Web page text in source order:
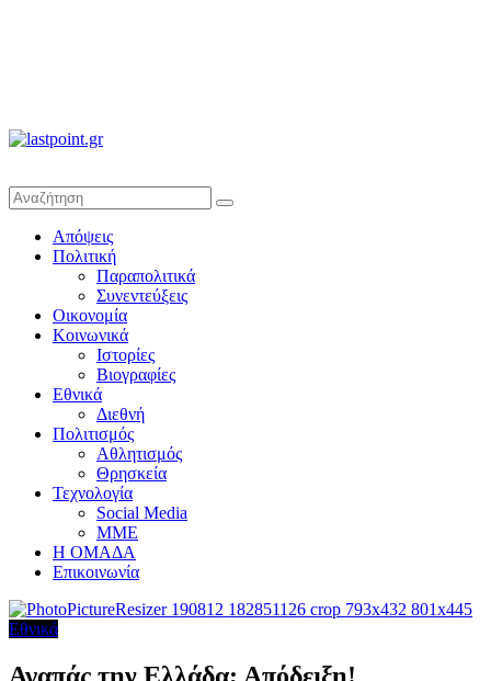
άποψη
μέχρι
Απόψεις
Πολιτική
Παραπολιτικά
Συνεντεύξεις
Οικονομία
Κοινωνικά
Ιστορίες
Βιογραφίες
Εθνικά
Διεθνή
Πολιτισμός
Αθλητισμός
Θρησκεία
Τεχνολογία
Social Media
ΜΜΕ
Η ΟΜΑΔΑ
Επικοινωνία
Εθνικά